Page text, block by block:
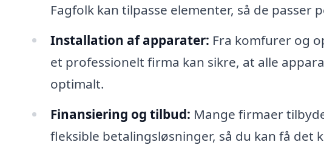
Fagfolk kan tilpasse elementer, så de passer
Installation af apparater: Fra komfurer og
et professionelt firma kan sikre, at alle
optimalt.
Finansiering og tilbud: Mange firmaer
fleksible betalingsløsninger, så du kan få det